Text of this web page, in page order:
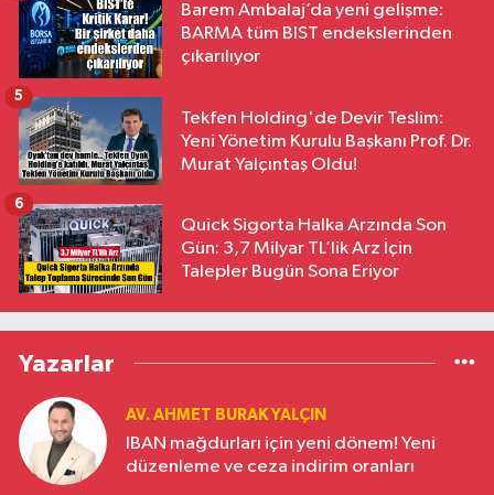
Barem Ambalaj’da yeni gelişme:
BARMA tüm BIST endekslerinden
çıkarılıyor
Tekfen Holding'de Devir Teslim:
Yeni Yönetim Kurulu Başkanı Prof. Dr.
Murat Yalçıntaş Oldu!
5
Quick Sigorta Halka Arzında Son
Gün: 3,7 Milyar TL’lik Arz İçin
Talepler Bugün Sona Eriyor
6
Yazarlar
AV. AHMET BURAK YALÇIN
IBAN mağdurları için yeni dönem! Yeni
düzenleme ve ceza indirim oranları